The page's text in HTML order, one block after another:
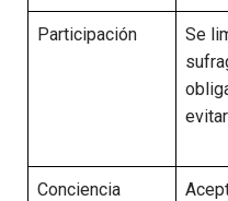
Participación
Se
Conciencia